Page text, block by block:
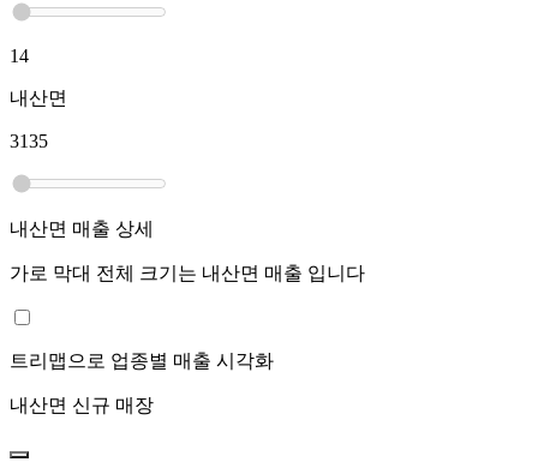
14
내산면
3135
내산면 매출 상세
가로 막대 전체 크기는 내산면 매출 입니다
트리맵으로 업종별 매출 시각화
내산면 신규 매장